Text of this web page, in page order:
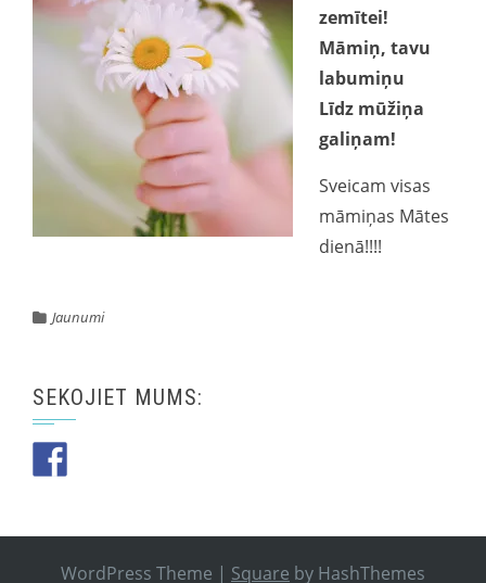
zemītei!
Māmiņ, tavu
labumiņu
Līdz mūžiņa
galiņam!
Sveicam visas
māmiņas Mātes
dienā!!!!
Jaunumi
SEKOJIET MUMS:
WordPress Theme | Square by HashThemes